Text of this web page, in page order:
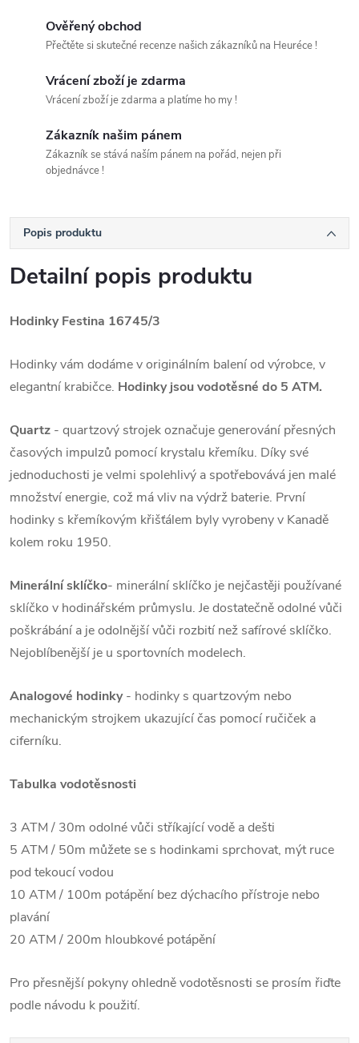
Ověřený obchod
Přečtěte si skutečné recenze našich zákazníků na Heuréce !
Vrácení zboží je zdarma
Vrácení zboží je zdarma a platíme ho my !
Zákazník našim pánem
Zákazník se stává naším pánem na pořád, nejen při
objednávce !
Popis produktu
Detailní popis produktu
Hodinky Festina 16745/3
Hodinky vám dodáme v originálním balení od výrobce, v
elegantní krabičce. Hodinky jsou vodotěsné do 5 ATM.
Quartz - quartzový strojek označuje generování přesných
časových impulzů pomocí krystalu křemíku. Díky své
jednoduchosti je velmi spolehlivý a spotřebovává jen malé
množství energie, což má vliv na výdrž baterie. První
hodinky s křemíkovým křišťálem byly vyrobeny v Kanadě
kolem roku 1950.
Minerální sklíčko- minerální sklíčko je nejčastěji používané
sklíčko v hodinářském průmyslu. Je dostatečně odolné vůči
poškrábání a je odolnější vůči rozbití než safírové sklíčko.
Nejoblíbenější je u sportovních modelech.
Analogové hodinky- hodinky s quartzovým nebo
mechanickým strojkem ukazující čas pomocí ručiček a
ciferníku.
Tabulka vodotěsnosti
3 ATM / 30m odolné vůči stříkající vodě a dešti
5 ATM / 50m můžete se s hodinkami sprchovat, mýt ruce
pod tekoucí vodou
10 ATM / 100m potápění bez dýchacího přístroje nebo
plavání
20 ATM / 200m hloubkové potápění
Pro přesnější pokyny ohledně vodotěsnosti se prosím řiďte
podle návodu k použití.